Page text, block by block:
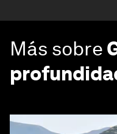
Más sobre